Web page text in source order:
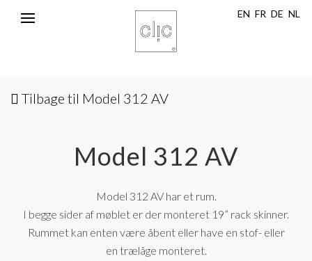
Toggle
EN FR DE NL
Tilbage til Model 312 AV
Model 312 AV
Model 312 AV har et rum.
I begge sider af møblet er der monteret 19” rack skinner.
Rummet kan enten være åbent eller have en stof- eller
en trælåge monteret.